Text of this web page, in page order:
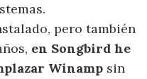
pero también
en Songbird he
Winamp sin